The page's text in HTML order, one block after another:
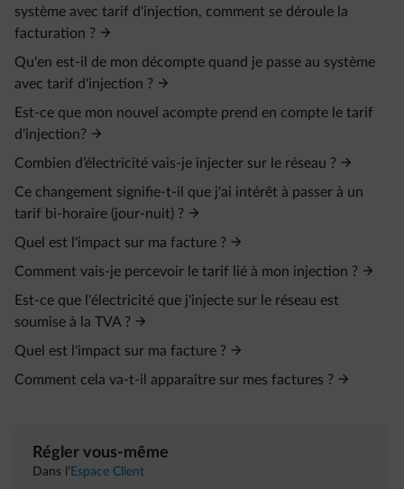
système avec tarif d'injection, comment se déroule la
facturation ?
Qu'en est-il de mon décompte quand je passe au système
avec tarif d'injection ?
Est-ce que mon nouvel acompte prend en compte le tarif
d'injection?
Combien d’électricité vais-je injecter sur le réseau ?
Ce changement signifie-t-il que j'ai intérêt à passer à un
tarif bi-horaire (jour-nuit) ?
Quel est l'impact sur ma facture ?
Comment vais-je percevoir le tarif lié à mon injection ?
Est-ce que l'électricité que j'injecte sur le réseau est
soumise à la TVA ?
Quel est l'impact sur ma facture ?
Comment cela va-t-il apparaître sur mes factures ?
Régler vous-même
Dans l’ Espace Client